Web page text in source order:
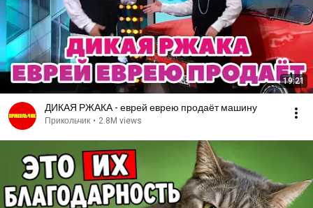
19:21
ДИКАЯ РЖАКА - еврей еврею продаёт машину
Прикольчик • 2.8M views